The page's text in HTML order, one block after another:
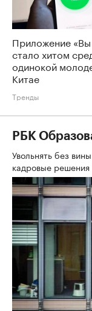
Приложение
стало хитом
одинокой
Китае
Тренды
РБК
Увольнять без
кадровые решения